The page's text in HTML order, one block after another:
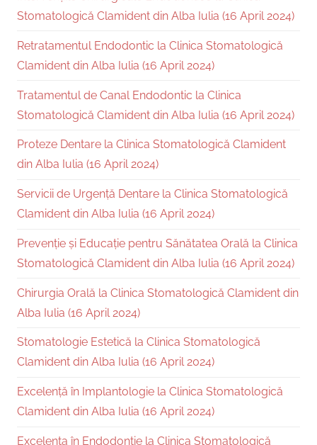
Stomatologică Clamident din Alba Iulia (16 April 2024)
Retratamentul Endodontic la Clinica Stomatologică
Clamident din Alba Iulia (16 April 2024)
Tratamentul de Canal Endodontic la Clinica
Stomatologică Clamident din Alba Iulia (16 April 2024)
Proteze Dentare la Clinica Stomatologică Clamident
din Alba Iulia (16 April 2024)
Servicii de Urgență Dentare la Clinica Stomatologică
Clamident din Alba Iulia (16 April 2024)
Prevenție și Educație pentru Sănătatea Orală la Clinica
Stomatologică Clamident din Alba Iulia (16 April 2024)
Chirurgia Orală la Clinica Stomatologică Clamident din
Alba Iulia (16 April 2024)
Stomatologie Estetică la Clinica Stomatologică
Clamident din Alba Iulia (16 April 2024)
Excelență în Implantologie la Clinica Stomatologică
Clamident din Alba Iulia (16 April 2024)
Excelența în Endodonție la Clinica Stomatologică